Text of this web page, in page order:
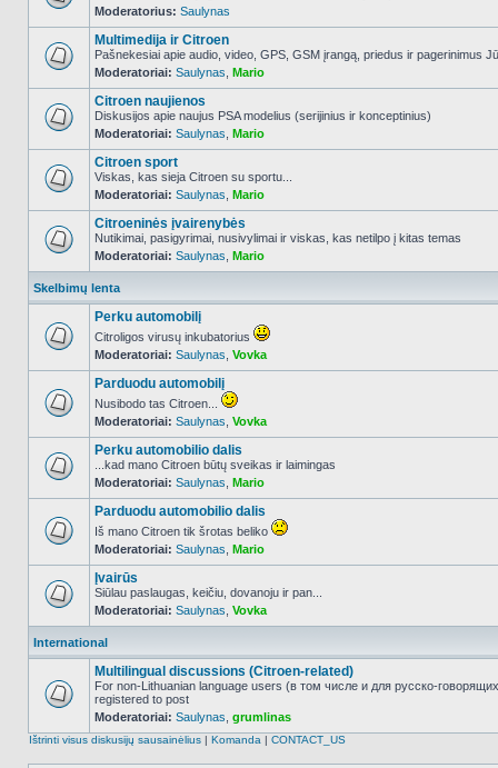
NO_UNREAD_POSTS
Moderatorius: Saulynas
NO_UNREAD_POSTS
Multimedija ir Citroen
Pašnekesiai apie audio, video, GPS, GSM įrangą, priedus ir pagerinimus
Moderatoriai: Saulynas Mario
NO_UNREAD_POSTS
Citroen naujienos
Diskusijos apie naujus PSA modelius (serijinius ir konceptinius)
Moderatoriai: Saulynas Mario
NO_UNREAD_POSTS
Citroen sport
Viskas, kas sieja Citroen su sportu...
Moderatoriai: Saulynas Mario
NO_UNREAD_POSTS
Citroeninės įvairenybės
Nutikimai, pasigyrimai, nusivylimai ir viskas, kas netilpo į kitas temas
Moderatoriai: Saulynas Mario
Skelbimų lenta
NO_UNREAD_POSTS
Perku automobilį
Citroligos virusų inkubatorius
Moderatoriai: Saulynas Vovka
NO_UNREAD_POSTS
Parduodu automobilį
Nusibodo tas Citroen...
Moderatoriai: Saulynas Vovka
NO_UNREAD_POSTS
Perku automobilio dalis
...kad mano Citroen būtų sveikas ir laimingas
Moderatoriai: Saulynas Mario
NO_UNREAD_POSTS
Parduodu automobilio dalis
Iš mano Citroen tik šrotas beliko
Moderatoriai: Saulynas Mario
NO_UNREAD_POSTS
Įvairūs
Siūlau paslaugas, keičiu, dovanoju ir pan...
Moderatoriai: Saulynas Vovka
International
NO_UNREAD_POSTS
Multilingual discussions (Citroen-related)
For non-Lithuanian language users (в том числе и для русско-
registered to post
Moderatoriai: Saulynas grumlinas
Ištrinti visus diskusijų sausainėlius | Komanda | CONTACT_US